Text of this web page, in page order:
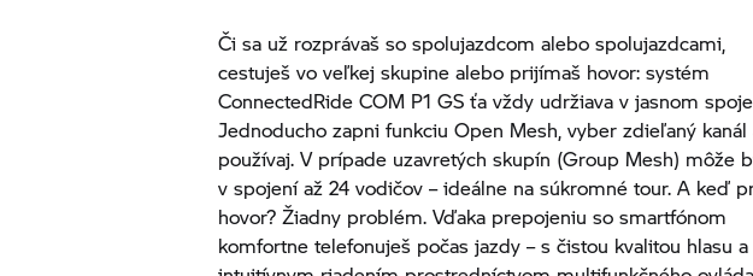
Či sa už rozprávaš so spolujazdcom alebo spolujazdcami,
cestuješ vo veľkej skupine alebo prijímaš hovor: systém
ConnectedRide COM P1 GS ťa vždy udržiava v jasnom
Jednoducho zapni funkciu Open Mesh, vyber zdieľaný kanál
používaj. V prípade uzavretých skupín (Group Mesh) môže
v spojení až 24 vodičov – ideálne na súkromné tour. A keď
hovor? Žiadny problém. Vďaka prepojeniu so smartfónom
komfortne telefonuješ počas jazdy – s čistou kvalitou hlasu a